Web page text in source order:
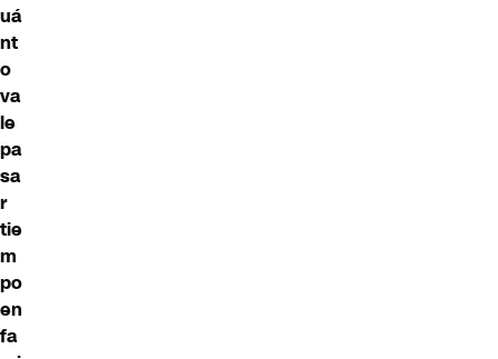
uá
nt
o
va
le
pa
sa
r
tie
m
po
en
fa